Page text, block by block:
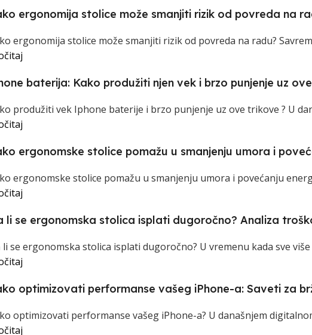
ergonomija stolice može smanjiti rizik od povreda na
ergonomija stolice može smanjiti rizik od povreda na radu?
baterija: Kako produžiti njen vek i brzo punjenje uz
produžiti vek Iphone baterije i brzo punjenje uz ove trikove ? U
ergonomske stolice pomažu u smanjenju umora i
ergonomske stolice pomažu u smanjenju umora i povećanju
li se ergonomska stolica isplati dugoročno? Analiza
li se ergonomska stolica isplati dugoročno? U vremenu kada sve
optimizovati performanse vašeg iPhone-a: Saveti za
optimizovati performanse vašeg iPhone-a? U današnjem